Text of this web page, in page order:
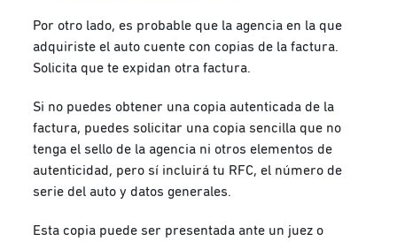
Por otro lado, es probable que la agencia en la que
adquiriste el auto cuente con copias de la factura.
Solicita que te expidan otra factura.
Si no puedes obtener una copia autenticada de la
factura, puedes solicitar una copia sencilla que no
tenga el sello de la agencia ni otros elementos de
autenticidad, pero sí incluirá tu RFC, el número de
serie del auto y datos generales.
Esta copia puede ser presentada ante un juez o